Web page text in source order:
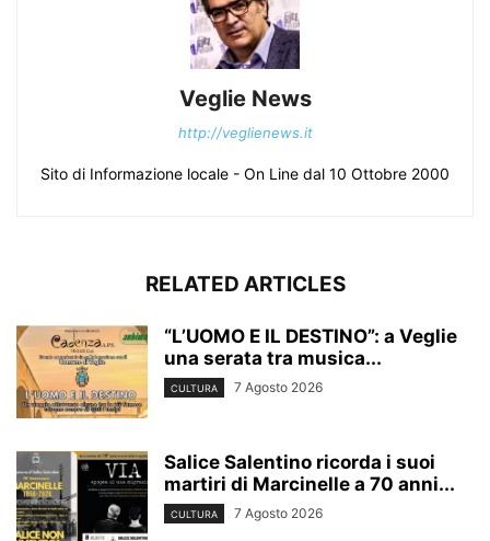
Veglie News
http://veglienews.it
Sito di Informazione locale - On Line dal 10 Ottobre 2000
RELATED ARTICLES
“L’UOMO E IL DESTINO”: a Veglie
una serata tra musica...
CULTURA 7 Agosto 2026
Salice Salentino ricorda i suoi
martiri di Marcinelle a 70 anni...
CULTURA 7 Agosto 2026